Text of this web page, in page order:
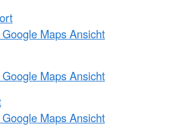
Maps Ansicht
Maps Ansicht
Maps Ansicht